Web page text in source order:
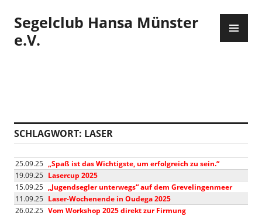
Inhalt
springen
Segelclub Hansa Münster
e.V.
SCHLAGWORT: LASER
25.09.25 „Spaß ist das Wichtigste, um erfolgreich zu sein.“
19.09.25 Lasercup 2025
15.09.25 „Jugendsegler unterwegs“ auf dem Grevelingenmeer
11.09.25 Laser-Wochenende in Oudega 2025
26.02.25 Vom Workshop 2025 direkt zur Firmung